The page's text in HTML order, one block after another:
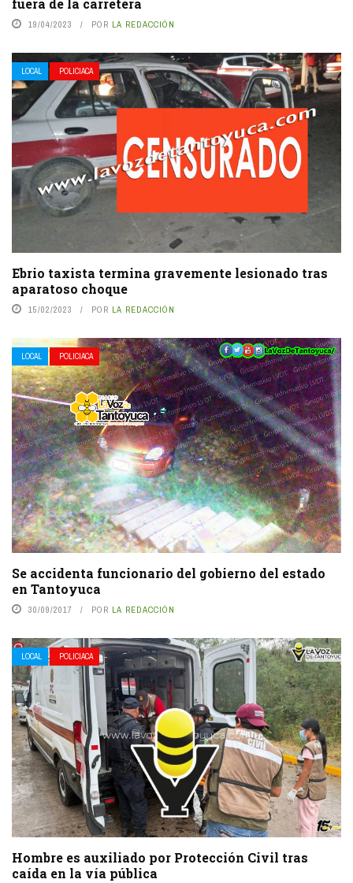
fuera de la carretera
19/04/2023 POR LA REDACCIÓN
LOCAL POLICIACA
Ebrio taxista termina gravemente lesionado tras
aparatoso choque
15/02/2023 POR LA REDACCIÓN
LOCAL POLICIACA
Se accidenta funcionario del gobierno del estado
en Tantoyuca
30/09/2017 POR LA REDACCIÓN
LOCAL POLICIACA
Hombre es auxiliado por Protección Civil tras
caída en la vía pública